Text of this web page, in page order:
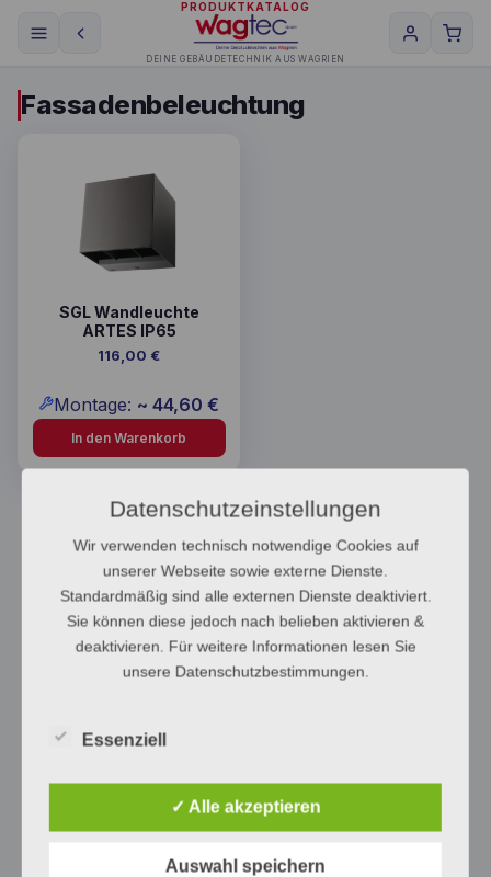
PRODUKTKATALOG
DEINE GEBÄUDETECHNIK AUS WAGRIEN
Fassadenbeleuchtung
SGL Wandleuchte
ARTES IP65
116,00 €
Montage: ~ 44,60 €
In den Warenkorb
Datenschutzeinstellungen
Wir verwenden technisch notwendige Cookies auf
unserer Webseite sowie externe Dienste.
Standardmäßig sind alle externen Dienste deaktiviert.
Sie können diese jedoch nach belieben aktivieren &
deaktivieren. Für weitere Informationen lesen Sie
unsere Datenschutzbestimmungen.
Essenziell
✓ Alle akzeptieren
Auswahl speichern